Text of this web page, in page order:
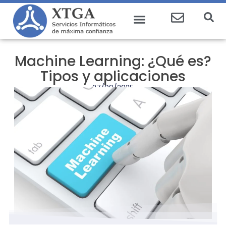
Machine Learning: ¿Qué es?
Tipos y aplicaciones
27/09/2025